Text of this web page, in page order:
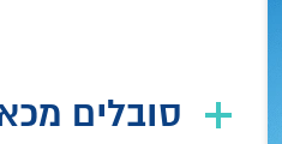
סובלים